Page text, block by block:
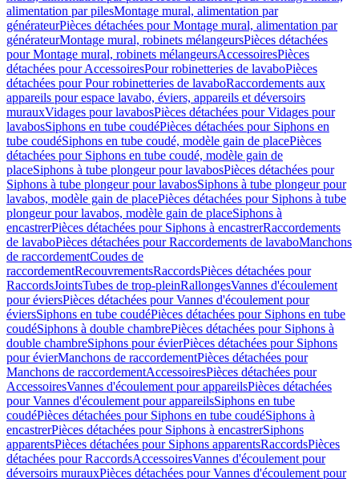
alimentation par pilesMontage mural, alimentation par
générateurPièces détachées pour Montage mural, alimentation par
générateurMontage mural, robinets mélangeursPièces détachées
pour Montage mural, robinets mélangeursAccessoiresPièces
détachées pour AccessoiresPour robinetteries de lavaboPièces
détachées pour Pour robinetteries de lavaboRaccordements aux
appareils pour espace lavabo, éviers, appareils et déversoirs
murauxVidages pour lavabosPièces détachées pour Vidages pour
lavabosSiphons en tube coudéPièces détachées pour Siphons en
tube coudéSiphons en tube coudé, modèle gain de placePièces
détachées pour Siphons en tube coudé, modèle gain de
placeSiphons à tube plongeur pour lavabosPièces détachées pour
Siphons à tube plongeur pour lavabosSiphons à tube plongeur pour
lavabos, modèle gain de placePièces détachées pour Siphons à tube
plongeur pour lavabos, modèle gain de placeSiphons à
encastrerPièces détachées pour Siphons à encastrerRaccordements
de lavaboPièces détachées pour Raccordements de lavaboManchons
de raccordementCoudes de
raccordementRecouvrementsRaccordsPièces détachées pour
RaccordsJointsTubes de trop-pleinRallongesVannes d'écoulement
pour éviersPièces détachées pour Vannes d'écoulement pour
éviersSiphons en tube coudéPièces détachées pour Siphons en tube
coudéSiphons à double chambrePièces détachées pour Siphons à
double chambreSiphons pour évierPièces détachées pour Siphons
pour évierManchons de raccordementPièces détachées pour
Manchons de raccordementAccessoiresPièces détachées pour
AccessoiresVannes d'écoulement pour appareilsPièces détachées
pour Vannes d'écoulement pour appareilsSiphons en tube
coudéPièces détachées pour Siphons en tube coudéSiphons à
encastrerPièces détachées pour Siphons à encastrerSiphons
apparentsPièces détachées pour Siphons apparentsRaccordsPièces
détachées pour RaccordsAccessoiresVannes d'écoulement pour
déversoirs murauxPièces détachées pour Vannes d'écoulement pour